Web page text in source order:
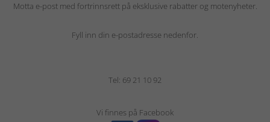
Motta e-post med fortrinnsrett på eksklusive rabatter og motenyheter.
Fyll inn din e-postadresse nedenfor.
Tel: 69 21 10 92
Vi finnes på Facebook